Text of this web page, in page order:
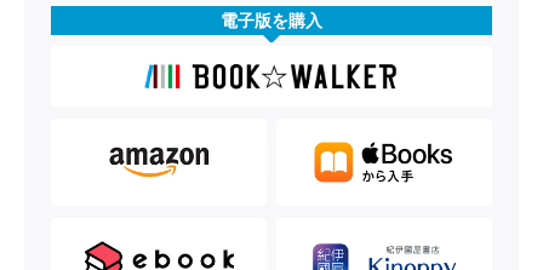
電子版を購入